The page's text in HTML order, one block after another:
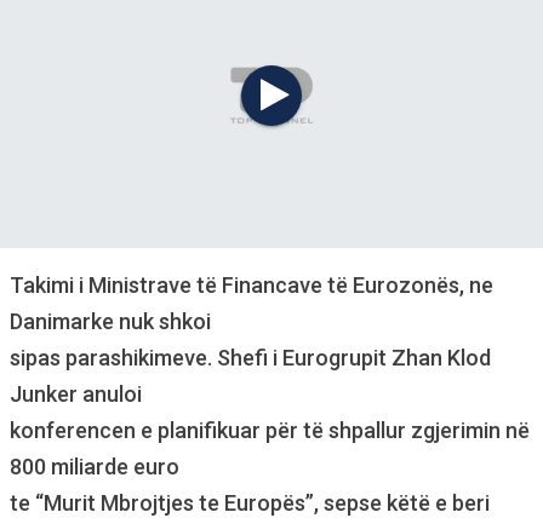
Takimi i Ministrave të Financave të Eurozonës, ne
Danimarke nuk shkoi
sipas parashikimeve. Shefi i Eurogrupit Zhan Klod
Junker anuloi
konferencen e planifikuar për të shpallur zgjerimin në
800 miliarde euro
te “Murit Mbrojtjes te Europës”, sepse këtë e beri